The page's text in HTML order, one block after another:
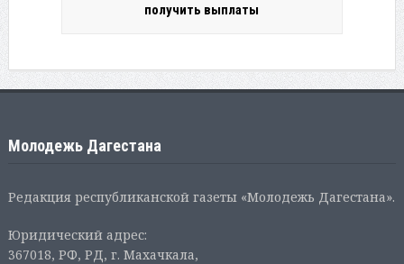
получить выплаты
Молодежь Дагестана
Редакция республиканской газеты «Молодежь Дагестана».
Юридический адрес:
367018, РФ, РД, г. Махачкала,